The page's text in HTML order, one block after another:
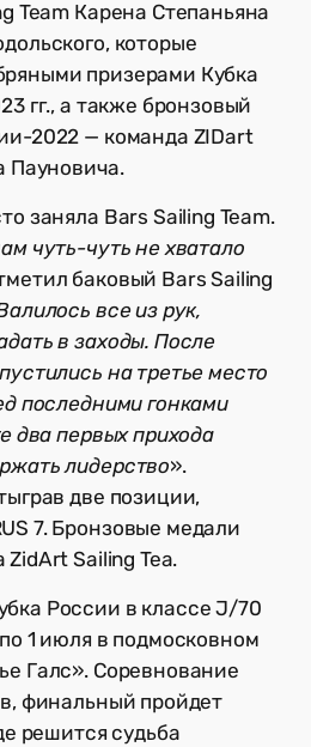
Team Карена Степаньяна
которые
призерами Кубка
гг., а также бронзовый
2022 — команда ZIDart
Пауновича.
заняла Bars Sailing Team.
чуть-чуть не хватало
баковый Bars Sailing
все из рук,
в заходы. После
на третье место
последними гонками
два первых прихода
лидерство».
две позиции,
7. Бронзовые медали
Sailing Tea.
России в классе J/70
1 июля в подмосковном
Галс». Соревнование
финальный пройдет
решится судьба